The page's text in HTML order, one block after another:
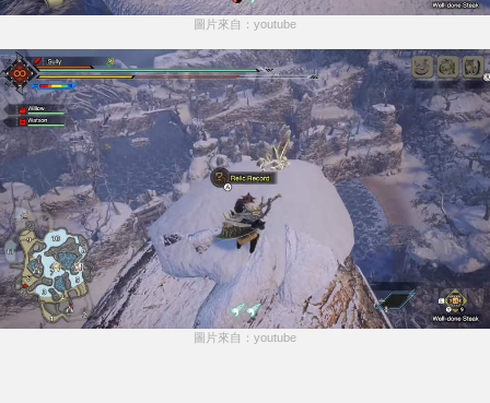
圖片來自：youtube
圖片來自：youtube